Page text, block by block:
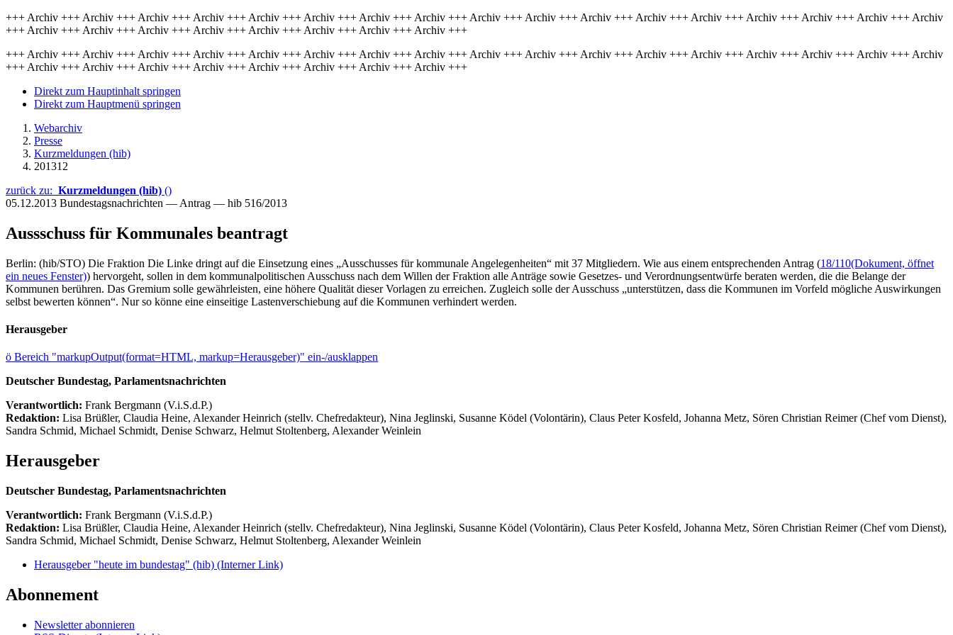
+++ Archiv +++ Archiv +++ Archiv +++ Archiv +++ Archiv +++ Archiv +++ Archiv +++ Archiv +++ Archiv +++ Archiv +++ Archiv +++ Archiv +++ Archiv +++ Archiv +++ Archiv +++ Archiv +++ Archiv
+++ Archiv +++ Archiv +++ Archiv +++ Archiv +++ Archiv +++ Archiv +++ Archiv +++ Archiv +++
+++ Archiv +++ Archiv +++ Archiv +++ Archiv +++ Archiv +++ Archiv +++ Archiv +++ Archiv +++ Archiv +++ Archiv +++ Archiv +++ Archiv +++ Archiv +++ Archiv +++ Archiv +++ Archiv +++ Archiv
+++ Archiv +++ Archiv +++ Archiv +++ Archiv +++ Archiv +++ Archiv +++ Archiv +++ Archiv +++
Direkt zum Hauptinhalt springen
Direkt zum Hauptmenü springen
Webarchiv
Presse
Kurzmeldungen (hib)
201312
zurück zu: Kurzmeldungen (hib) ()
05.12.2013 Bundestagsnachrichten — Antrag — hib 516/2013
Aussschuss für Kommunales beantragt
Berlin: (hib/STO) Die Fraktion Die Linke dringt auf die Einsetzung eines „Ausschusses für kommunale Angelegenheiten“ mit 37 Mitgliedern. Wie aus einem entsprechenden Antrag (18/110(Dokument, öffnet
ein neues Fenster)) hervorgeht, sollen in dem kommunalpolitischen Ausschuss nach dem Willen der Fraktion alle Anträge sowie Gesetzes- und Verordnungsentwürfe beraten werden, die die Belange der
Kommunen berühren. Das Gremium solle gewährleisten, eine höhere Qualität dieser Vorlagen zu erreichen. Zugleich solle der Ausschuss „unterstützen, dass die Kommunen im Vorfeld mögliche Auswirkungen
selbst bewerten können“. Nur so könne eine einseitige Lastenverschiebung auf die Kommunen verhindert werden.
Herausgeber
ö Bereich "markupOutput(format=HTML, markup=Herausgeber)" ein-/ausklappen
Deutscher Bundestag, Parlamentsnachrichten
Verantwortlich: Frank Bergmann (V.i.S.d.P.)
Redaktion: Lisa Brüßler, Claudia Heine, Alexander Heinrich (stellv. Chefredakteur), Nina Jeglinski, Susanne Ködel (Volontärin), Claus Peter Kosfeld, Johanna Metz, Sören Christian Reimer (Chef vom Dienst),
Sandra Schmid, Michael Schmidt, Denise Schwarz, Helmut Stoltenberg, Alexander Weinlein
Herausgeber
Deutscher Bundestag, Parlamentsnachrichten
Verantwortlich: Frank Bergmann (V.i.S.d.P.)
Redaktion: Lisa Brüßler, Claudia Heine, Alexander Heinrich (stellv. Chefredakteur), Nina Jeglinski, Susanne Ködel (Volontärin), Claus Peter Kosfeld, Johanna Metz, Sören Christian Reimer (Chef vom Dienst),
Sandra Schmid, Michael Schmidt, Denise Schwarz, Helmut Stoltenberg, Alexander Weinlein
Herausgeber "heute im bundestag" (hib) (Interner Link)
Abonnement
Newsletter abonnieren